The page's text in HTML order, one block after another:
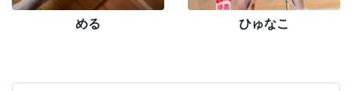
める ひゅなこ